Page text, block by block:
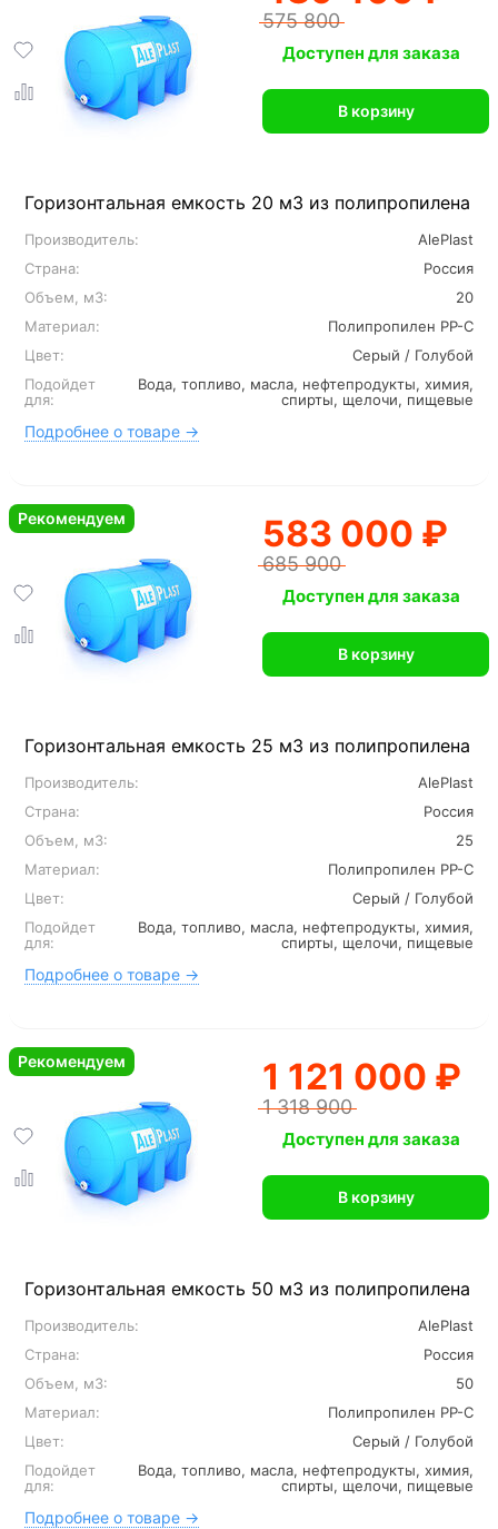
Горизонтальная емкость 20 м3 из полипропилена
Производитель:
AlePlast
Страна:
Россия
Объем, м3:
20
Материал:
Полипропилен PP-C
Цвет:
Серый / Голубой
Подойдет
для:
Вода, топливо, масла, нефтепродукты, химия,
спирты, щелочи, пищевые
Подробнее о товаре →
575 800
Доступен для заказа
В корзину
Горизонтальная емкость 25 м3 из полипропилена
Производитель:
AlePlast
Страна:
Россия
Объем, м3:
25
Материал:
Полипропилен PP-C
Цвет:
Серый / Голубой
Подойдет
для:
Вода, топливо, масла, нефтепродукты, химия,
спирты, щелочи, пищевые
Подробнее о товаре →
583 000 ₽
685 900
Рекомендуем
Доступен для заказа
В корзину
Горизонтальная емкость 50 м3 из полипропилена
Производитель:
AlePlast
Страна:
Россия
Объем, м3:
50
Материал:
Полипропилен PP-C
Цвет:
Серый / Голубой
Подойдет
для:
Вода, топливо, масла, нефтепродукты, химия,
спирты, щелочи, пищевые
Подробнее о товаре →
1 121 000 ₽
1 318 900
Рекомендуем
Доступен для заказа
В корзину